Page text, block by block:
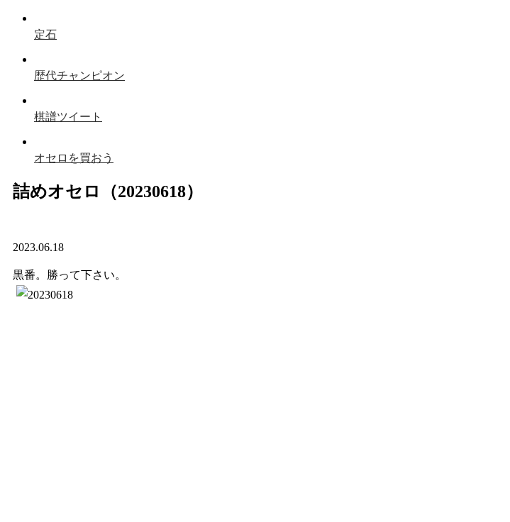
定石
歴代チャンピオン
棋譜ツイート
オセロを買おう
詰めオセロ（20230618）
2023.06.18
黒番。勝って下さい。